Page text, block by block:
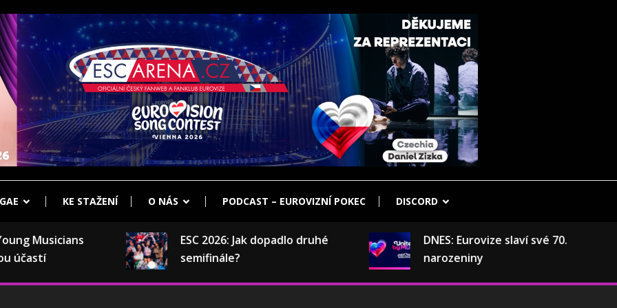
KE STAŽENÍ O NÁS PODCAST – EUROVIZNÍ POKEC DISCORD
Musicians
ESC 2026: Jak dopadlo druhé
semifinále?
DNES: Eurovize slaví své 70.
narozeniny